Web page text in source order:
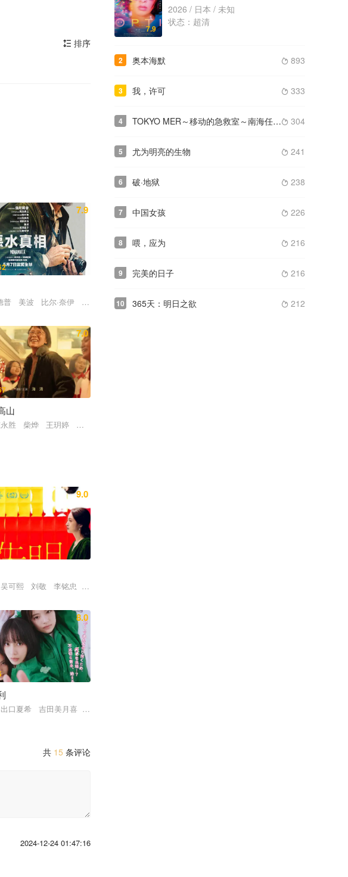
人的聊天发展到对爱
的偶然相遇可以改变一
 排序
勇 高昌锡
7.9
普 美波 比尔·奈伊 真田广之 浅野忠信
7.0
山
胜 柴烨 王玥婷 万国鹏
9.0
可熙 刘敬 李铭忠 李沐 王渝萱 李杏 许博砚
张一心
宪 陈竹升 詹馥瑄 胡智强 陈俊成 刘冠廷
8.0
口夏希 吉田美月喜 羽村仁成 金子大地
共 15 条评论
2024-12-24 01:47:16
7.9
2026 / 日本 / 未知
状态：超清
2  893
奥本海默
3  333
我，许可
4  304
TOKYO MER～移动的急救室～南海任务电影版
5  241
尤为明亮的生物
6  238
破·地狱
7  226
中国女孩
8  216
喂，应为
9  216
完美的日子
10  212
365天：明日之欲